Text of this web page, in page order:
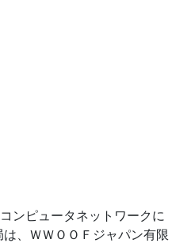
ンピュータネットワークに
、ＷＷＯＯＦジャパン有限